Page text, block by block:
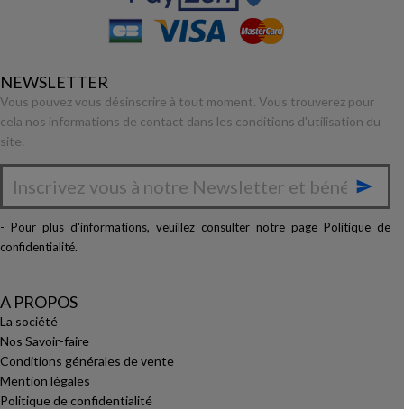
NEWSLETTER
Vous pouvez vous désinscrire à tout moment. Vous trouverez pour
cela nos informations de contact dans les conditions d'utilisation du
site.

- Pour plus d'informations, veuillez consulter notre page Politique de
confidentialité.
A PROPOS
La société
Nos Savoir-faire
Conditions générales de vente
Mention légales
Politique de confidentialité